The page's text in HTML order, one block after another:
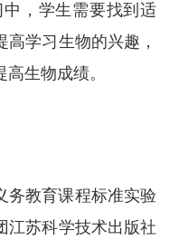
，学生需要找到适
学习生物的兴趣，
生物成绩。
务教育课程标准实验
江苏科学技术出版社